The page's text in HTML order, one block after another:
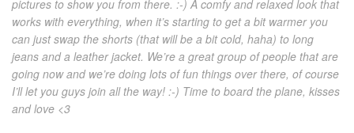
pictures to show you from there. :-) A comfy and relaxed look that
works with everything, when it’s starting to get a bit warmer you
can just swap the shorts (that will be a bit cold, haha) to long
jeans and a leather jacket. We’re a great group of people that are
going now and we’re doing lots of fun things over there, of course
I’ll let you guys join all the way! :-) Time to board the plane, kisses
and love <3